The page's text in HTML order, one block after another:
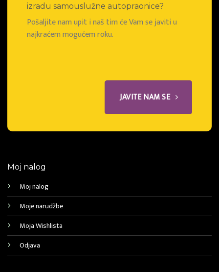
izradu samouslužne autopraonice?
Pošaljite nam upit i naš tim će Vam se javiti u
najkraćem mogućem roku.
JAVITE NAM SE
Moj nalog
Moj nalog
Moje narudžbe
Moja Wishlista
Odjava